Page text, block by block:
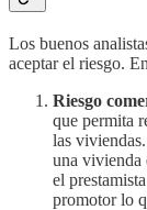
Los buenos
aceptar el riesgo.
Riesgo
que permita
las
una vivienda
el
promotor lo